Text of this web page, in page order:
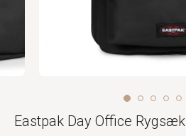
Eastpak Day Office Rygsæk